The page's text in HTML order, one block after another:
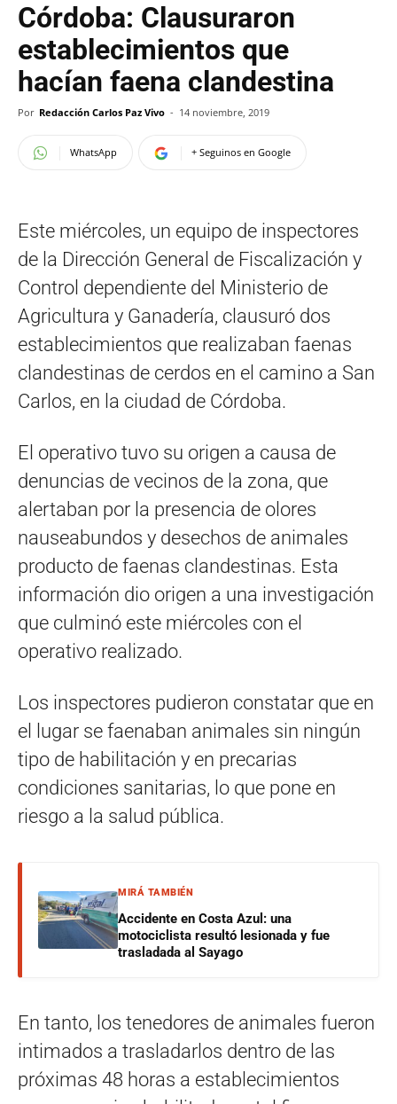
Córdoba: Clausuraron
establecimientos que
hacían faena clandestina
Por Redacción Carlos Paz Vivo - 14 noviembre, 2019
WhatsApp + Seguinos en Google
Este miércoles, un equipo de inspectores
de la Dirección General de Fiscalización y
Control dependiente del Ministerio de
Agricultura y Ganadería, clausuró dos
establecimientos que realizaban faenas
clandestinas de cerdos en el camino a San
Carlos, en la ciudad de Córdoba.
El operativo tuvo su origen a causa de
denuncias de vecinos de la zona, que
alertaban por la presencia de olores
nauseabundos y desechos de animales
producto de faenas clandestinas. Esta
información dio origen a una investigación
que culminó este miércoles con el
operativo realizado.
Los inspectores pudieron constatar que en
el lugar se faenaban animales sin ningún
tipo de habilitación y en precarias
condiciones sanitarias, lo que pone en
riesgo a la salud pública.
MIRÁ TAMBIÉN
Accidente en Costa Azul: una
motociclista resultó lesionada y fue
trasladada al Sayago
En tanto, los tenedores de animales fueron
intimados a trasladarlos dentro de las
próximas 48 horas a establecimientos